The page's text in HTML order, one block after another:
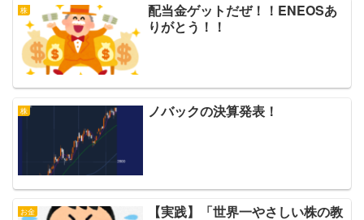
株
配当金ゲットだぜ！！ENEOSあ
りがとう！！
株 ノバックの決算発表！
お金
【実践】「世界一やさしい株の教